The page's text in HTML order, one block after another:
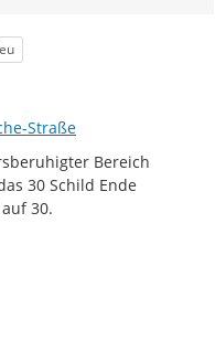
Straße
Bereich
30 Schild Ende
30.